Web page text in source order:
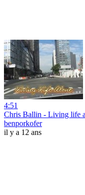
4:51
Chris Ballin - Living life
benporkofer
il y a 12 ans